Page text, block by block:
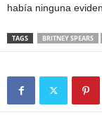
había ninguna
TAGS BRITNEY SPEARS